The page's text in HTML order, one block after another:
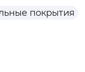
покрытия